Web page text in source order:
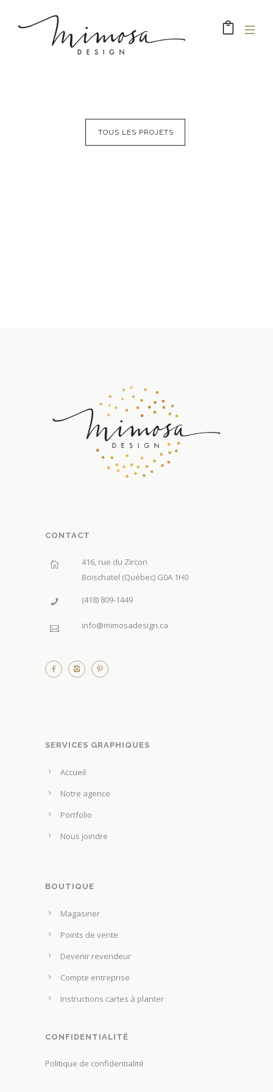
TOUS LES PROJETS
CONTACT
416, rue du Zircon
Boischatel (Québec) G0A 1H0
(418) 809-1449
info@mimosadesign.ca
SERVICES GRAPHIQUES
Accueil
Notre agence
Portfolio
Nous joindre
BOUTIQUE
Magasiner
Points de vente
Devenir revendeur
Compte entreprise
Instructions cartes à planter
CONFIDENTIALITÉ
Politique de confidentialité